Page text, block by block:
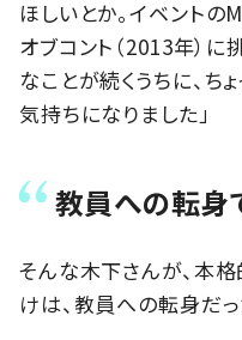
ほしいとか。イベントの
オブコント（2013年）に
なことが続くうちに、ち
気持ちになりました」
教員への転身
そんな木下さんが、本
けは、教員への転身だっ